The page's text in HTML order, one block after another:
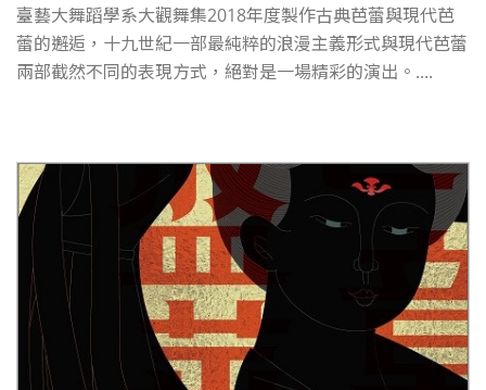
臺藝大舞蹈學系大觀舞集2018年度製作古典芭蕾與現代芭
蕾的邂逅，十九世紀一部最純粹的浪漫主義形式與現代芭蕾
兩部截然不同的表現方式，絕對是一場精彩的演出。....